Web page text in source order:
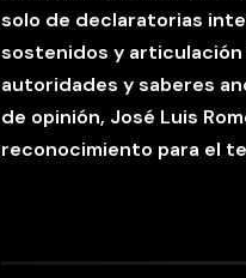
solo de declaratorias
sostenidos y
autoridades y saberes
de opinión, José Luis
reconocimiento para el